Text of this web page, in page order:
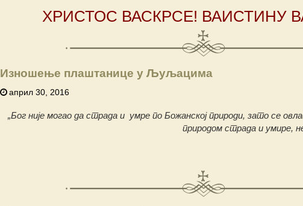
ХРИСТОС ВАСКРСЕ! ВАИСТИНУ
Изношење плаштанице у Љуљацима
април 30, 2016
„Бог није могао да страда и умре по Божанској природи, зато се
природом страда и умире,